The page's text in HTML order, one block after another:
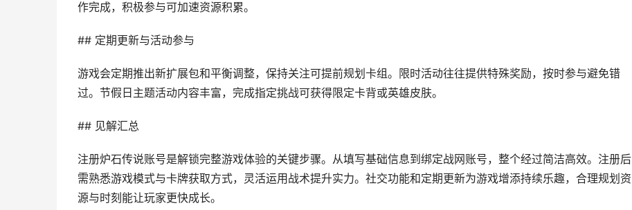
作完成，积极参与可加速资源积累。
## 定期更新与活动参与
游戏会定期推出新扩展包和平衡调整，保持关注可提前规划卡组。限时活动往往提供特殊奖励，按时参与避免错
过。节假日主题活动内容丰富，完成指定挑战可获得限定卡背或英雄皮肤。
## 见解汇总
注册炉石传说账号是解锁完整游戏体验的关键步骤。从填写基础信息到绑定战网账号，整个经过简洁高效。注册后
需熟悉游戏模式与卡牌获取方式，灵活运用战术提升实力。社交功能和定期更新为游戏增添持续乐趣，合理规划资
源与时刻能让玩家更快成长。